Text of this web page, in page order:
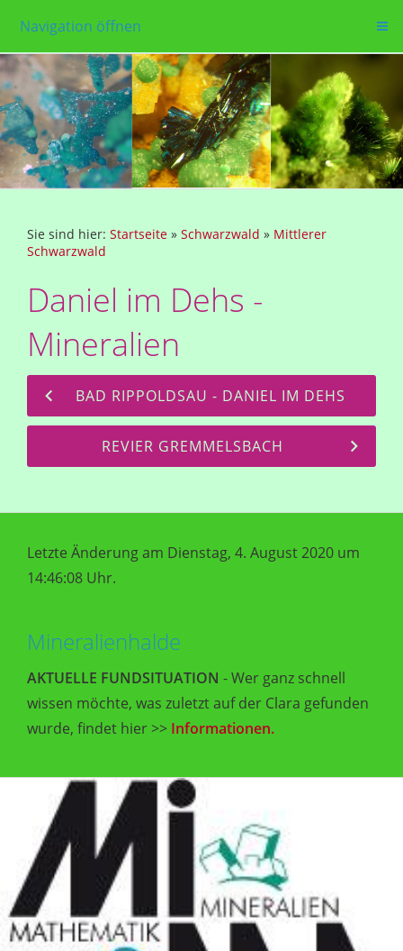
Navigation öffnen
Sie sind hier: Startseite » Schwarzwald » Mittlerer
Schwarzwald
Daniel im Dehs -
Mineralien
BAD RIPPOLDSAU - DANIEL IM DEHS
REVIER GREMMELSBACH
Letzte Änderung am Dienstag, 4. August 2020 um
14:46:08 Uhr.
Mineralienhalde
AKTUELLE FUNDSITUATION - Wer ganz schnell
wissen möchte, was zuletzt auf der Clara gefunden
wurde, findet hier >> Informationen.